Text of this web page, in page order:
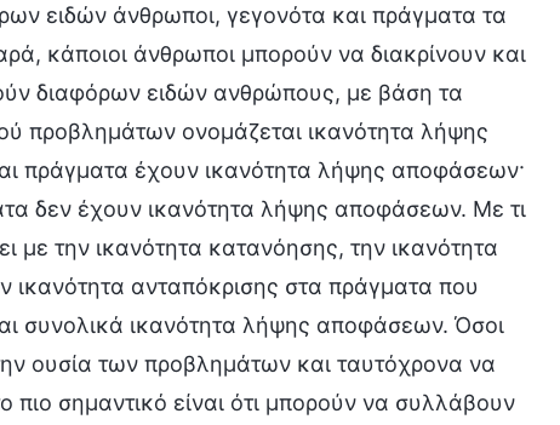
ειδών άνθρωποι, γεγονότα και πράγματα τα
κάποιοι άνθρωποι μπορούν να διακρίνουν και
διαφόρων ειδών ανθρώπους, με βάση τα
προβλημάτων ονομάζεται ικανότητα λήψης
πράγματα έχουν ικανότητα λήψης αποφάσεων·
δεν έχουν ικανότητα λήψης αποφάσεων. Με τι
με την ικανότητα κατανόησης, την ικανότητα
ικανότητα ανταπόκρισης στα πράγματα που
συνολικά ικανότητα λήψης αποφάσεων. Όσοι
ουσία των προβλημάτων και ταυτόχρονα να
σημαντικό είναι ότι μπορούν να συλλάβουν